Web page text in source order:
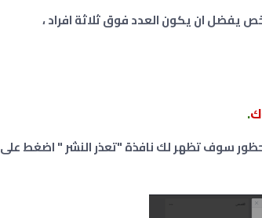
يفضل ان يكون العدد فوق ثلاثة افراد ،
.
سوف تظهر لك نافذة "تعذر النشر " اضغط على